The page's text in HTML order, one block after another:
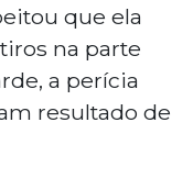
que ela
na parte
a perícia
resultado de